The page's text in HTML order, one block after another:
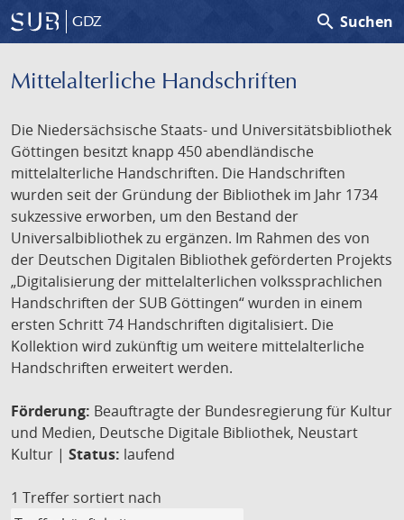
GDZ search Suchen
Mittelalterliche Handschriften
Die Niedersächsische Staats- und Universitätsbibliothek
Göttingen besitzt knapp 450 abendländische
mittelalterliche Handschriften. Die Handschriften
wurden seit der Gründung der Bibliothek im Jahr 1734
sukzessive erworben, um den Bestand der
Universalbibliothek zu ergänzen. Im Rahmen des von
der Deutschen Digitalen Bibliothek geförderten Projekts
„Digitalisierung der mittelalterlichen volkssprachlichen
Handschriften der SUB Göttingen“ wurden in einem
ersten Schritt 74 Handschriften digitalisiert. Die
Kollektion wird zukünftig um weitere mittelalterliche
Handschriften erweitert werden.
Förderung: Beauftragte der Bundesregierung für Kultur
und Medien, Deutsche Digitale Bibliothek, Neustart
Kultur | Status: laufend
1 Treffer sortiert nach